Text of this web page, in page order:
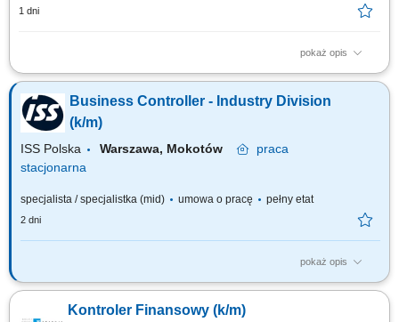
1 dni
pokaż opis
Opis stanowiska: Budowanie środowiska raportowego pod kątem potrzeb
poszukiwanie trendów, wzorców, rekomendowanie ich do biznesu
(proaktywne); Obszar cen: nadzór nad cenami, rekomendacje zmian
(także w kontekście marketingu); Aktywny...
Business Controller - Industry Division
(k/m)
ISS Polska Warszawa, Mokotów
praca
stacjonarna
specjalista / specjalistka (mid) umowa o pracę pełny etat
2 dni
pokaż opis
Zakres obowiązków: Nadzór nad jakością, kompletnością i poprawnością
przychodów i kosztów wraz z weryfikacją poprawności rezerw
Kontroler Finansowy (k/m)